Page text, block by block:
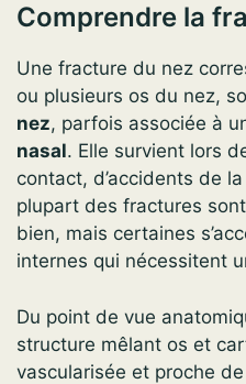
Comprendre la
Une fracture du nez
ou plusieurs os du nez,
nez, parfois associée à
nasal. Elle survient lors
contact, d’accidents de
plupart des fractures
bien, mais certaines
internes qui nécessitent
Du point de vue
structure mêlant os et
vascularisée et proche